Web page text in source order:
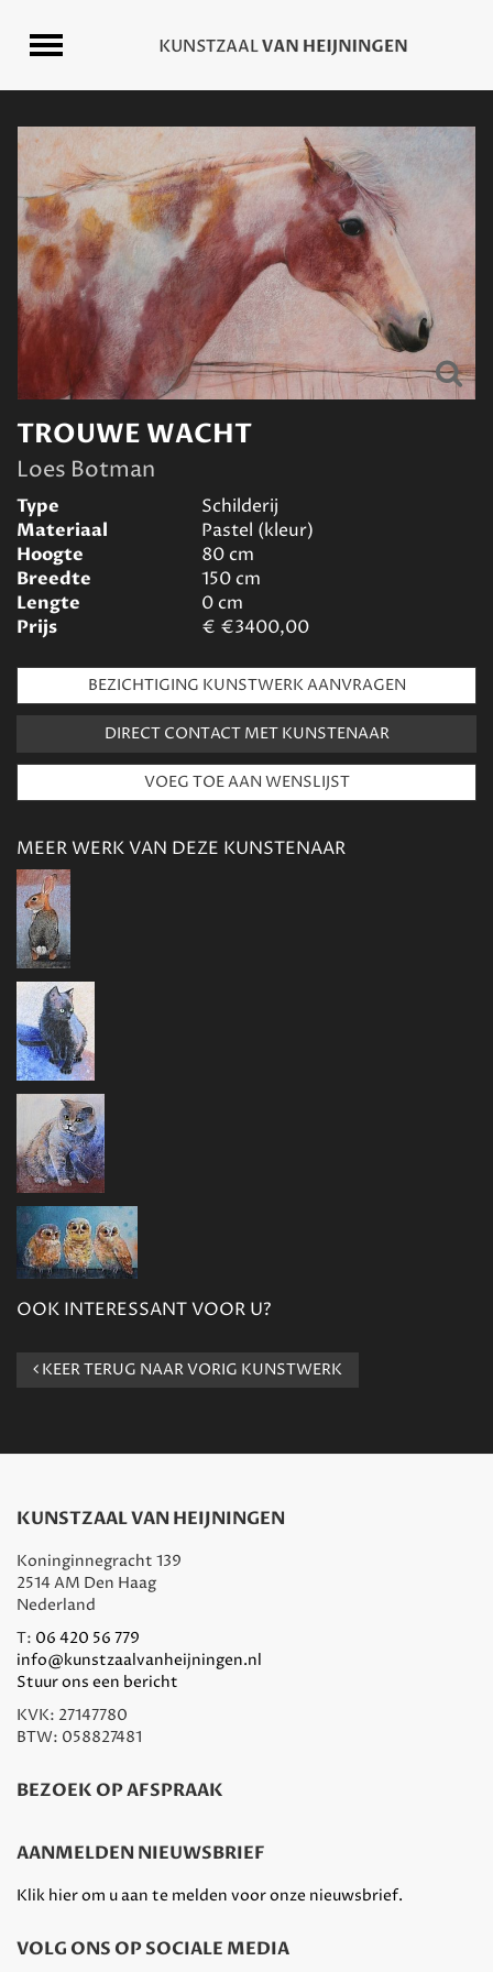
TROUWE WACHT
Loes Botman
Type
Schilderij
Materiaal
Pastel (kleur)
Hoogte
80cm
Breedte
150cm
Lengte
0cm
Prijs
€ €3400,00
BEZICHTIGING KUNSTWERK AANVRAGEN
DIRECT CONTACT MET KUNSTENAAR
MEER WERK VAN DEZE KUNSTENAAR
OOK INTERESSANT VOOR U?
KEER TERUG NAAR VORIG KUNSTWERK
KUNSTZAAL VAN HEIJNINGEN
Koninginnegracht 139
2514 AM Den Haag
Nederland
T: 06 420 56 779
info@kunstzaalvanheijningen.nl
Stuur ons een bericht
KVK: 27147780
BTW: 058827481
BEZOEK OP AFSPRAAK
AANMELDEN NIEUWSBRIEF
Klik hier om u aan te melden voor onze nieuwsbrief.
VOLG ONS OP SOCIALE MEDIA